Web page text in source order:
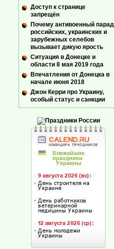
Доступ к странице
запрещён
Почему антивоенный парад
российских, украинских и
зарубежных селебов
вызывает дикую ярость
Ситуация в Донецке и
области 8 мая 2019 года
Впечатления от Донецка в
начале июня 2018
Джон Керри про Украину,
особый статус и санкции